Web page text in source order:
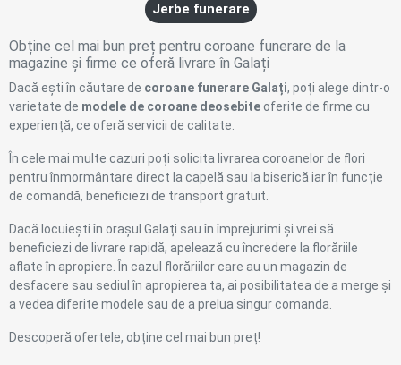
Jerbe funerare
Obține cel mai bun preț pentru coroane funerare de la
magazine și firme ce oferă livrare în Galați
Dacă ești în căutare de coroane funerare Galați, poți alege dintr-o
varietate de modele de coroane deosebite oferite de firme cu
experiență, ce oferă servicii de calitate.
În cele mai multe cazuri poți solicita livrarea coroanelor de flori
pentru înmormântare direct la capelă sau la biserică iar în funcție
de comandă, beneficiezi de transport gratuit.
Dacă locuiești în orașul Galați sau în împrejurimi și vrei să
beneficiezi de livrare rapidă, apelează cu încredere la florăriile
aflate în apropiere. În cazul florăriilor care au un magazin de
desfacere sau sediul în apropierea ta, ai posibilitatea de a merge și
a vedea diferite modele sau de a prelua singur comanda.
Descoperă ofertele, obține cel mai bun preț!